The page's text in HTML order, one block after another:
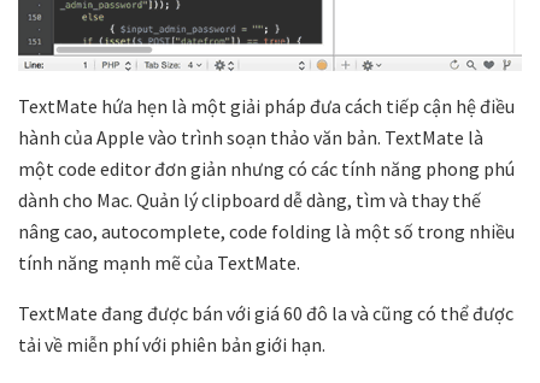
TextMate hứa hẹn là một giải pháp đưa cách tiếp cận hệ điều
hành của Apple vào trình soạn thảo văn bản. TextMate là
một code editor đơn giản nhưng có các tính năng phong phú
dành cho Mac. Quản lý clipboard dễ dàng, tìm và thay thế
nâng cao, autocomplete, code folding là một số trong nhiều
tính năng mạnh mẽ của TextMate.
TextMate đang được bán với giá 60 đô la và cũng có thể được
tải về miễn phí với phiên bản giới hạn.